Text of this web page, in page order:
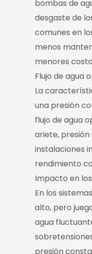
bombas de
desgaste de
comunes en
menos
menores
Flujo de agua
La
una presión
flujo de agua
ariete, presión
instalaciones
rendimiento
Impacto en
En los
alto, pero
agua
presión